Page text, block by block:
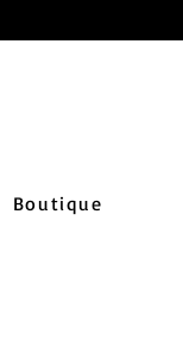
Boutique